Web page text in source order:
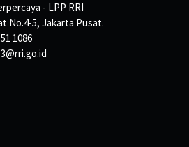
- LPP RRI
No.4-5, Jakarta Pusat.
1086